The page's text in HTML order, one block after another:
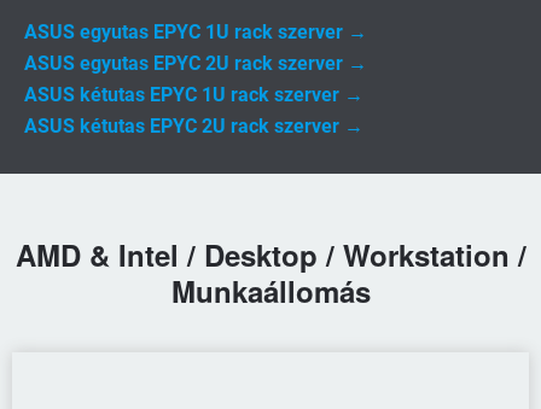
ASUS egyutas EPYC 1U rack szerver →
ASUS egyutas EPYC 2U rack szerver →
ASUS kétutas EPYC 1U rack szerver →
ASUS kétutas EPYC 2U rack szerver →
AMD & Intel / Desktop / Workstation /
Munkaállomás